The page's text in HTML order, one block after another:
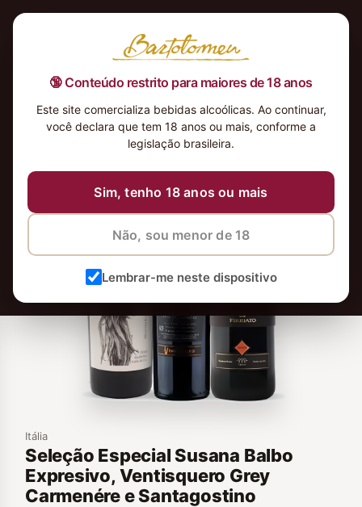
🔞 Conteúdo restrito para maiores de 18 anos
Este site comercializa bebidas alcoólicas. Ao continuar,
você declara que tem 18 anos ou mais, conforme a
legislação brasileira.
Sim, tenho 18 anos ou mais
Não, sou menor de 18
Lembrar-me neste dispositivo
Itália
Seleção Especial Susana Balbo
Expresivo, Ventisquero Grey
Carmenére e Santagostino